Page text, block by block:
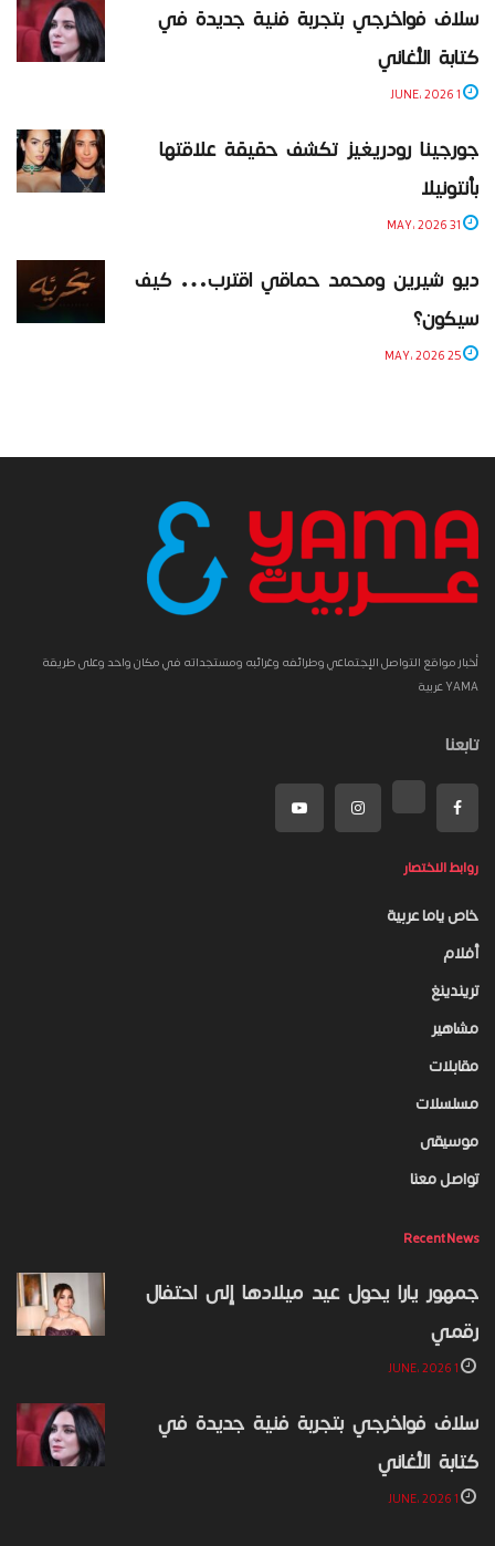
سلاف فواخرجي بتجربة فنية جديدة في
كتابة الأغاني
جورجينا رودريغيز تكشف حقيقة علاقتها
بأنتونيلا
ديو شيرين ومحمد حماقي اقترب… كيف
سيكون؟
أخبار مواقع التواصل الإجتماعي وطرائفه وغرائبه ومستجداته في مكان واحد وعلى طريقة
YAMA عربية
تابعنا
روابط الاختصار
خاص ياما عربية
أفلام
تريندينغ
مشاهير
مقابلات
مسلسلات
موسيقى
تواصل معنا
Recent News
جمهور يارا يحول عيد ميلادها إلى احتفال
رقمي
سلاف فواخرجي بتجربة فنية جديدة في
كتابة الأغاني